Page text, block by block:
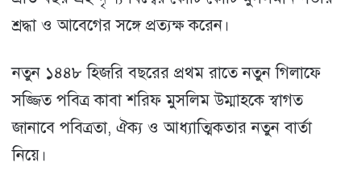
শ্রদ্ধা ও আবেগের সঙ্গে প্রত্যক্ষ করেন।
নতুন ১৪৪৮ হিজরি বছরের প্রথম রাতে নতুন গিলাফে
সজ্জিত পবিত্র কাবা শরিফ মুসলিম উম্মাহকে স্বাগত
জানাবে পবিত্রতা, ঐক্য ও আধ্যাত্মিকতার নতুন বার্তা
নিয়ে।